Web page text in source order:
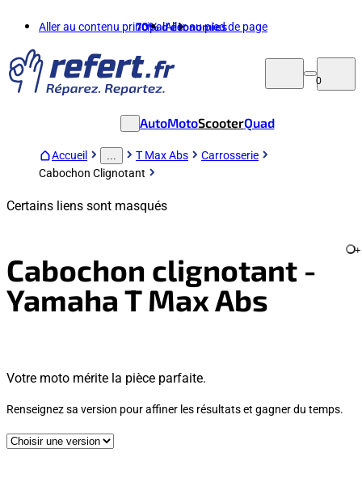
Aller au contenu principalAller au pied de page
70%d'économies
0
AutoMotoScooterQuad
Accueil T Max Abs
Carrosserie
Cabochon Clignotant
Certains liens sont masqués
Cabochon clignotant -
Yamaha T Max Abs
+
Votre moto mérite la pièce parfaite.
Renseignez sa version pour affiner les résultats et gagner du temps.